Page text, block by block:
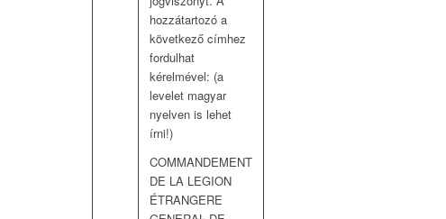
hozzátartozó a
következő címhez
fordulhat
kérelmével: (a
levelet magyar
nyelven is lehet
írni!)
COMMANDEMENT
DE LA LEGION
ÉTRANGERE